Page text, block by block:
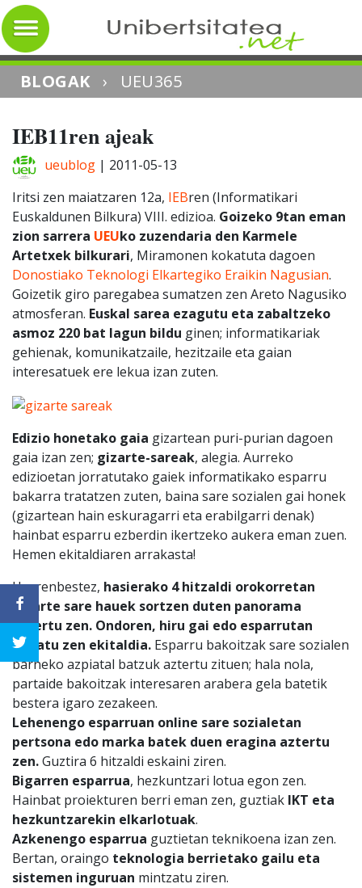
BLOGAK › UEU365
IEB11ren ajeak
ueublog | 2011-05-13
Iritsi zen maiatzaren 12a, IEBren (Informatikari
Euskaldunen Bilkura) VIII. edizioa. Goizeko 9tan eman
zion sarrera UEUko zuzendaria den Karmele
Artetxek bilkurari, Miramonen kokatuta dagoen
Donostiako Teknologi Elkartegiko Eraikin Nagusian.
Goizetik giro paregabea sumatzen zen Areto Nagusiko
atmosferan. Euskal sarea ezagutu eta zabaltzeko
asmoz 220 bat lagun bildu ginen; informatikariak
gehienak, komunikatzaile, hezitzaile eta gaian
interesatuek ere lekua izan zuten.
Edizio honetako gaia gizartean puri-purian dagoen
gaia izan zen; gizarte-sareak, alegia. Aurreko
edizioetan jorratutako gaiek informatikako esparru
bakarra tratatzen zuten, baina sare sozialen gai honek
(gizartean hain eskuragarri eta erabilgarri denak)
hainbat esparru ezberdin ikertzeko aukera eman zuen.
Hemen ekitaldiaren arrakasta!
Horrenbestez, hasierako 4 hitzaldi orokorretan
gizarte sare hauek sortzen duten panorama
aztertu zen. Ondoren, hiru gai edo esparrutan
banatu zen ekitaldia. Esparru bakoitzak sare sozialen
barneko azpiatal batzuk aztertu zituen; hala nola,
partaide bakoitzak interesaren arabera gela batetik
bestera igaro zezakeen.
Lehenengo esparruan online sare sozialetan
pertsona edo marka batek duen eragina aztertu
zen.Guztira 6 hitzaldi eskaini ziren.
Bigarren esparrua, hezkuntzari lotua egon zen.
Hainbat proiekturen berri eman zen, guztiak IKT eta
hezkuntzarekin elkarlotuak.
Azkenengo esparrua guztietan teknikoena izan zen.
Bertan, oraingo teknologia berrietako gailu eta
sistemen inguruan mintzatu ziren.